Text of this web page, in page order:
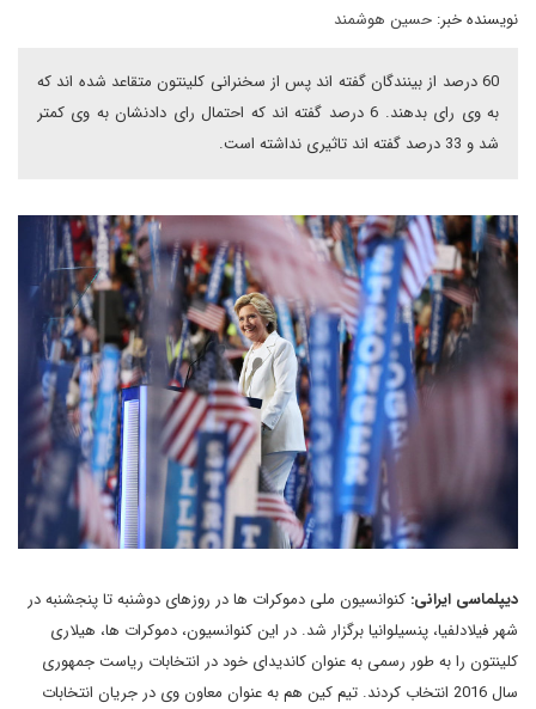
نویسنده خبر: حسین هوشمند
60 درصد از بینندگان گفته اند پس از سخنرانی کلینتون متقاعد شده اند که
به وی رای بدهند. 6 درصد گفته اند که احتمال رای دادنشان به وی کمتر
شد و 33 درصد گفته اند تاثیری نداشته است.
دیپلماسی ایرانی: کنوانسیون ملی دموکرات ها در روزهای دوشنبه تا پنجشنبه در
شهر فیلادلفیا، پنسیلوانیا برگزار شد. در این کنوانسیون، دموکرات ها، هیلاری
کلینتون را به طور رسمی به عنوان کاندیدای خود در انتخابات ریاست جمهوری
سال 2016 انتخاب کردند. تیم کین هم به عنوان معاون وی در جریان انتخابات